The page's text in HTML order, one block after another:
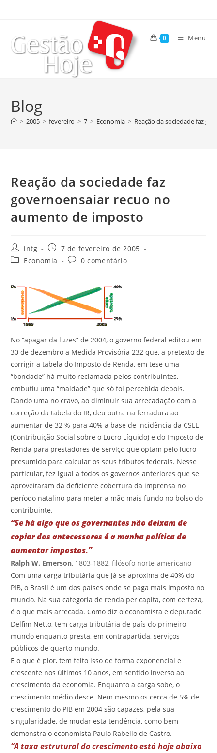
0 Menu
Blog
> 2005 > fevereiro > 7 > Economia > Reação da sociedade faz
Reação da sociedade faz
governoensaiar recuo no
aumento de imposto
intg
7 de fevereiro de 2005
Economia
0 comentário
No “apagar da luzes” de 2004, o governo federal editou em
30 de dezembro a Medida Provisória 232 que, a pretexto de
corrigir a tabela do Imposto de Renda, em tese uma
“bondade” há muito reclamada pelos contribuintes,
embutiu uma “maldade” que só foi percebida depois.
Dando uma no cravo, ao diminuir sua arrecadação com a
correção da tabela do IR, deu outra na ferradura ao
aumentar de 32 % para 40% a base de incidência da CSLL
(Contribuição Social sobre o Lucro Líquido) e do Imposto de
Renda para prestadores de serviço que optam pelo lucro
presumido para calcular os seus tributos federais. Nesse
particular, fez igual a todos os governos anteriores que se
aproveitaram da deficiente cobertura da imprensa no
período natalino para meter a mão mais fundo no bolso do
contribuinte.
“Se há algo que os governantes não deixam de
copiar dos antecessores é a manha política de
aumentar impostos.”
Ralph W. Emerson, 1803-1882, filósofo norte-americano
Com uma carga tributária que já se aproxima de 40% do
PIB, o Brasil é um dos países onde se paga mais imposto no
mundo. Na sua categoria de renda per capita, com certeza,
é o que mais arrecada. Como diz o economista e deputado
Delfim Netto, tem carga tributária de país do primeiro
mundo enquanto presta, em contrapartida, serviços
públicos de quarto mundo.
E o que é pior, tem feito isso de forma exponencial e
crescente nos últimos 10 anos, em sentido inverso ao
crescimento da economia. Enquanto a carga sobe, o
crescimento médio desce. Nem mesmo os cerca de 5% de
crescimento do PIB em 2004 são capazes, pela sua
singularidade, de mudar esta tendência, como bem
demonstra o economista Paulo Rabello de Castro.
“A taxa estrutural do crescimento está hoje abaixo